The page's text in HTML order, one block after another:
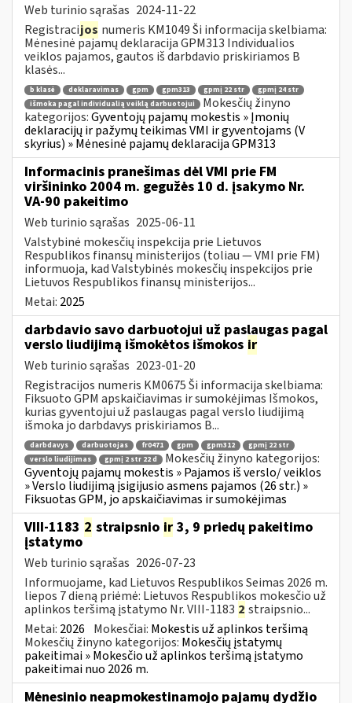
Web turinio sąrašas 2024-11-22
Registracijos numeris KM1049 Ši informacija skelbiama:
Mėnesinė pajamų deklaracija GPM313 Individualios
veiklos pajamos, gautos iš darbdavio priskiriamos B
klasės...
b klasė deklaravimas gpm gpm313 gpmį 22 str
gpmį 24 str
išmoka pagal individualią veiklą darbuotojui
Mokesčių žinyno
kategorijos:Gyventojų pajamų mokestis » Įmonių
deklaracijų ir pažymų teikimas VMI ir gyventojams (V
skyrius) » Mėnesinė pajamų deklaracija GPM313
Informacinis pranešimas dėl VMI prie FM
viršininko 2004 m. gegužės 10 d. įsakymo Nr.
VA-90 pakeitimo
Web turinio sąrašas 2025-06-11
Valstybinė mokesčių inspekcija prie Lietuvos
Respublikos finansų ministerijos (toliau ― VMI prie FM)
informuoja, kad Valstybinės mokesčių inspekcijos prie
Lietuvos Respublikos finansų ministerijos...
Metai: 2025
darbdavio savo darbuotojui už paslaugas pagal
verslo liudijimą išmokėtos išmokos ir
Web turinio sąrašas 2023-01-20
Registracijos numeris KM0675 Ši informacija skelbiama:
Fiksuoto GPM apskaičiavimas ir sumokėjimas Išmokos,
kurias gyventojui už paslaugas pagal verslo liudijimą
išmoka jo darbdavys priskiriamos B...
darbdavys darbuotojas fr0471 gpm gpm312
gpmį 22 str
verslo liudijimas
gpmį 2 str 22 d
Mokesčių žinyno kategorijos:
Gyventojų pajamų mokestis » Pajamos iš verslo/ veiklos
» Verslo liudijimą įsigijusio asmens pajamos (26 str.) »
Fiksuotas GPM, jo apskaičiavimas ir sumokėjimas
VIII-1183 2 straipsnio ir 3, 9 priedų pakeitimo
įstatymo
Web turinio sąrašas 2026-07-23
Informuojame, kad Lietuvos Respublikos Seimas 2026 m.
liepos 7 dieną priėmė: Lietuvos Respublikos mokesčio už
aplinkos teršimą įstatymo Nr. VIII-1183 2 straipsnio...
Metai: 2026 Mokesčiai: Mokestis už aplinkos teršimą
Mokesčių žinyno kategorijos: Mokesčių įstatymų
pakeitimai » Mokesčio už aplinkos teršimą įstatymo
pakeitimai nuo 2026 m.
Mėnesinio neapmokestinamojo pajamų dydžio